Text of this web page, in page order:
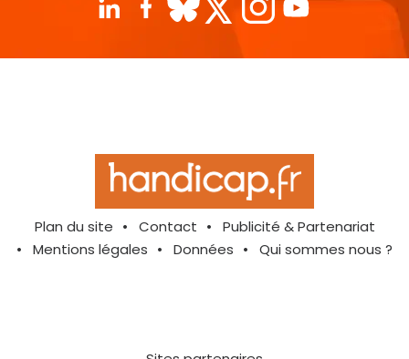
Plan du site Contact
Publicité & Partenariat
Mentions légales
Données Qui sommes nous ?